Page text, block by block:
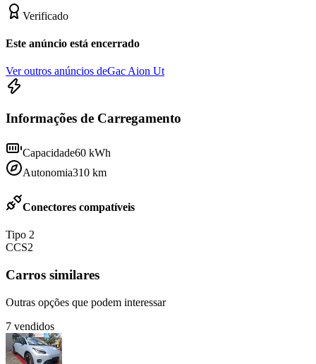
Verificado
Este anúncio está encerrado
Ver outros anúncios deGac Aion Ut
Informações de Carregamento
Capacidade60 kWh
Autonomia310 km
Conectores compatíveis
Tipo 2
CCS2
Carros similares
Outras opções que podem interessar
7 vendidos